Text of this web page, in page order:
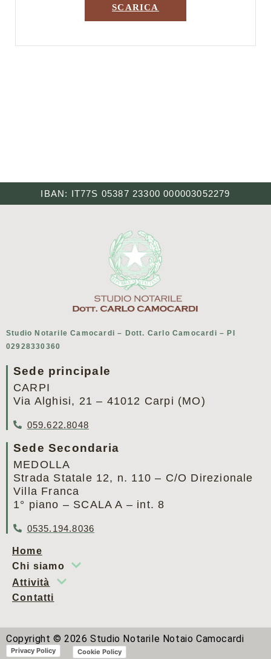
SCARICA
IBAN: IT77S 05387 23300 000003052279
Studio Notarile Camocardi – Dott. Carlo Camocardi – PI
02928330360
Sede principale
CARPI
Via Alghisi, 21 – 41012 Carpi (MO)
059.622.8048
Sede Secondaria
MEDOLLA
Strada Statale 12, n. 110 – C/O Direzionale
Villa Franca
1° piano – SCALA A – int. 8
0535.194.8036
Home
Chi siamo
Attività
Contatti
Copyright ©2026 Studio Notarile Notaio Camocardi
Privacy Policy Cookie Policy